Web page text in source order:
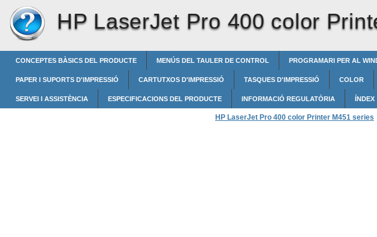
HP LaserJet Pro 400 color
CONCEPTES BÀSICS DEL PRODUCTE MENÚS DEL TAULER DE CONTROL PROGRAMARI PER AL
PAPER I SUPORTS D'IMPRESSIÓ CARTUTXOS D'IMPRESSIÓ TASQUES D'IMPRESSIÓ COLOR
SERVEI I ASSISTÈNCIA ESPECIFICACIONS DEL PRODUCTE INFORMACIÓ REGULATÒRIA ÍNDEX
HP LaserJet Pro 400 color Printer M451 series